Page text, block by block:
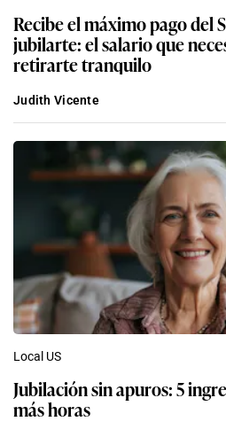
Recibe el máximo pago del
jubilarte: el salario que
retirarte tranquilo
Judith Vicente
Local US
Jubilación sin apuros: 5
más horas